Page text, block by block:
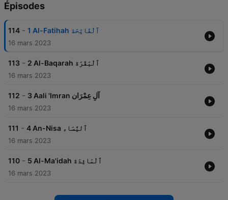
Épisodes
114 - 1 Al-Fatihah ٱلْفَاتِحَة
16 mars 2023
113 - 2 Al-Baqarah ٱلْبَقَرَة
16 mars 2023
112 - 3 Aali 'Imran آلِ عِمْرَان
16 mars 2023
111 - 4 An-Nisa ٱلنِّسَاء
16 mars 2023
110 - 5 Al-Ma'idah ٱلْمَائِدَة
16 mars 2023